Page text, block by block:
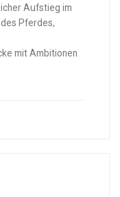
Aufstieg im
Pferdes,
mit Ambitionen